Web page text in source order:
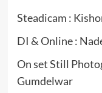
Steadicam :
DI & Online :
On set Still
Gumdelwar